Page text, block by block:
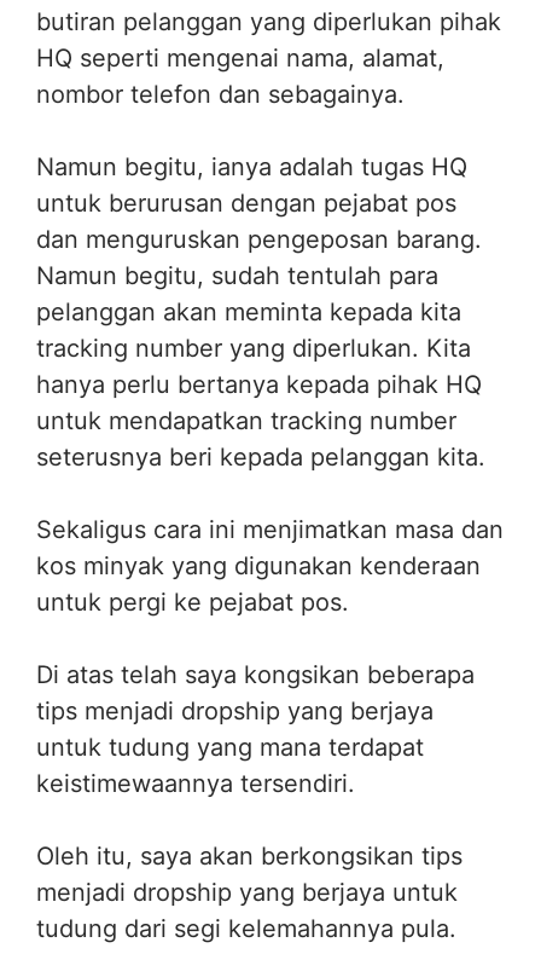
butiran pelanggan yang diperlukan pihak
HQ seperti mengenai nama, alamat,
nombor telefon dan sebagainya.
Namun begitu, ianya adalah tugas HQ
untuk berurusan dengan pejabat pos
dan menguruskan pengeposan barang.
Namun begitu, sudah tentulah para
pelanggan akan meminta kepada kita
tracking number yang diperlukan. Kita
hanya perlu bertanya kepada pihak HQ
untuk mendapatkan tracking number
seterusnya beri kepada pelanggan kita.
Sekaligus cara ini menjimatkan masa dan
kos minyak yang digunakan kenderaan
untuk pergi ke pejabat pos.
Di atas telah saya kongsikan beberapa
tips menjadi dropship yang berjaya
untuk tudung yang mana terdapat
keistimewaannya tersendiri.
Oleh itu, saya akan berkongsikan tips
menjadi dropship yang berjaya untuk
tudung dari segi kelemahannya pula.